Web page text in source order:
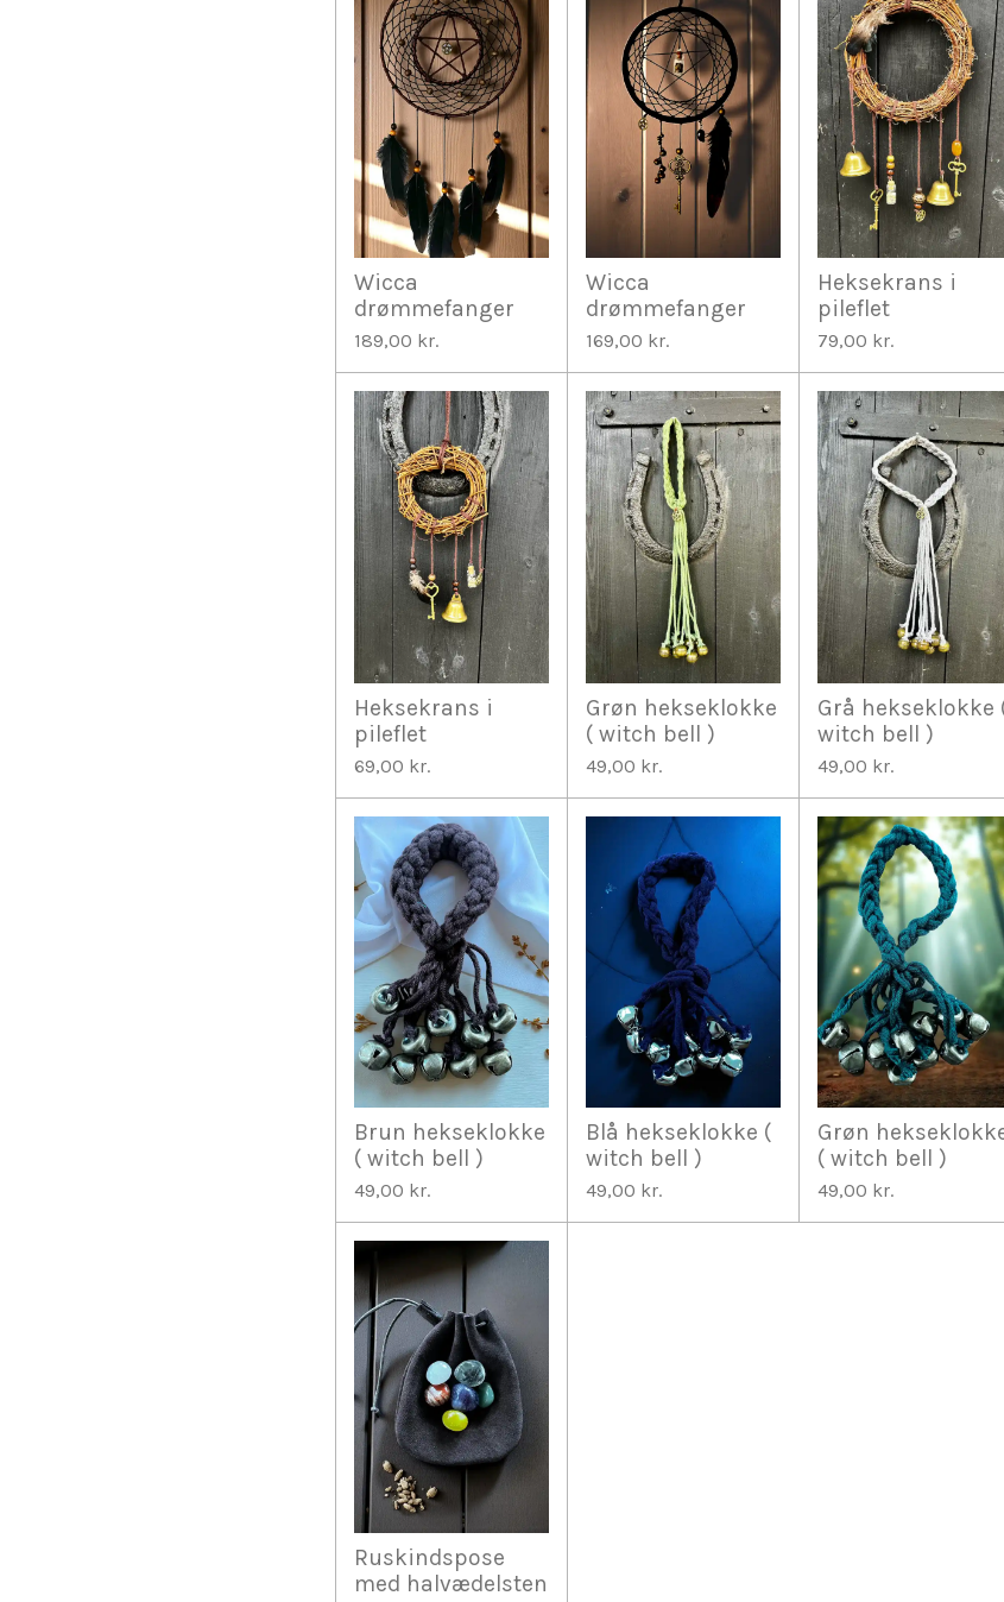
Wicca
drømmefanger
189,00 kr.
Wicca
drømmefanger
169,00 kr.
Heksekrans i
pileflet
79,00 kr.
Heksekrans i
pileflet
69,00 kr.
Grøn hekseklokke
( witch bell )
49,00 kr.
Grå hekseklokke
witch bell )
49,00 kr.
Brun hekseklokke
( witch bell )
49,00 kr.
Blå hekseklokke (
witch bell )
49,00 kr.
Grøn
( witch bell )
49,00 kr.
Ruskindspose
med halvædelsten